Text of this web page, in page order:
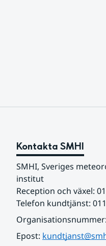
Kontakta SMHI
SMHI, Sveriges
institut
Reception och växel:
Telefon kundtjänst:
Epost: